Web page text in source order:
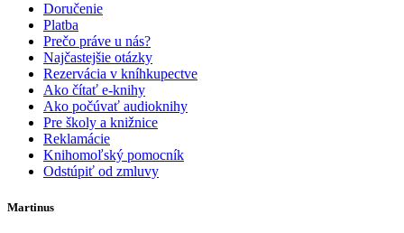
Doručenie
Platba
Prečo práve u nás?
Najčastejšie otázky
Rezervácia v kníhkupectve
Ako čítať e-knihy
Ako počúvať audioknihy
Pre školy a knižnice
Reklamácie
Knihomoľský pomocník
Odstúpiť od zmluvy
Martinus